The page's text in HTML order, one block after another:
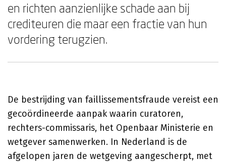
en richten aanzienlijke schade aan bij
crediteuren die maar een fractie van hun
vordering terugzien.
De bestrijding van faillissementsfraude vereist een
gecoördineerde aanpak waarin curatoren,
rechters-commissaris, het Openbaar Ministerie en
wetgever samenwerken. In Nederland is de
afgelopen jaren de wetgeving aangescherpt, met